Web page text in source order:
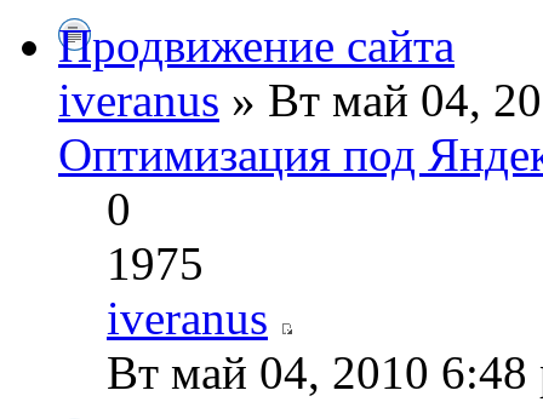
Продвижение сайта
iveranus » Вт май 04,
Оптимизация под
0
1975
iveranus
Вт май 04, 2010 6:48